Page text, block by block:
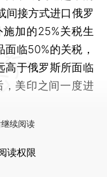
间接方式进口俄罗
加的25%关税生
临50%的关税，
高于俄罗斯所面临
美印之间一度进
续阅读
读权限